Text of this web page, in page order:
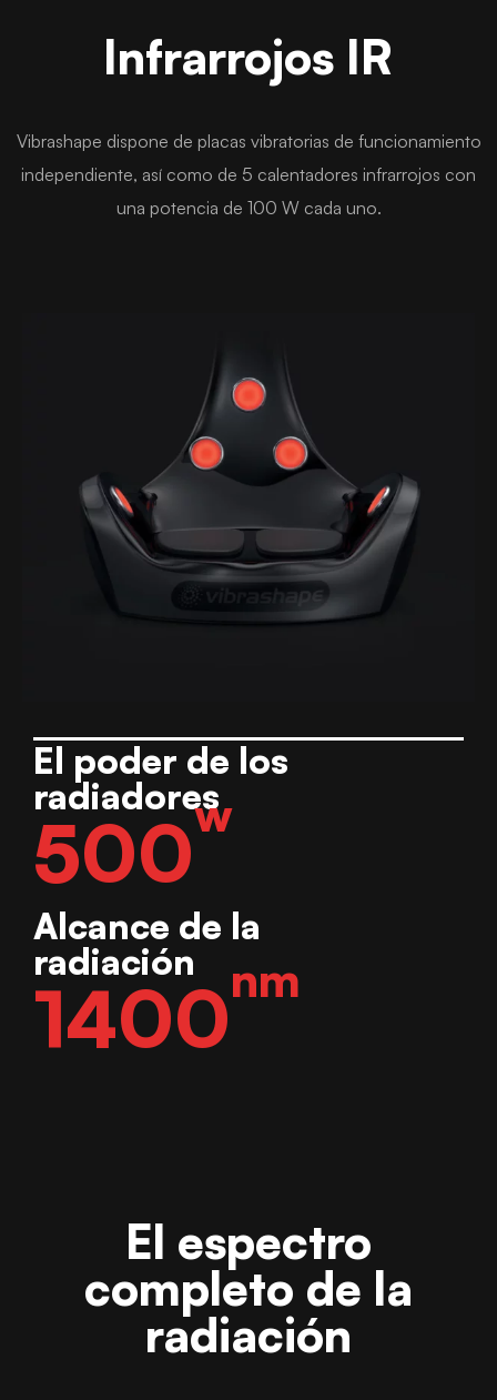
Infrarrojos IR
Vibrashape dispone de placas vibratorias de funcionamiento
independiente, así como de 5 calentadores infrarrojos con
una potencia de 100 W cada uno.
El poder de los
radiadores
500w
Alcance de la
radiación
1400nm
El espectro
completo de la
radiación